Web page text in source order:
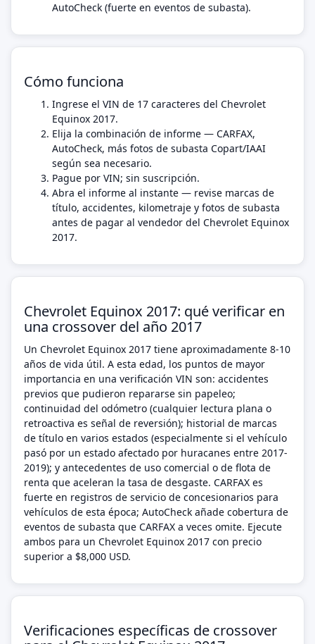
AutoCheck (fuerte en eventos de subasta).
Cómo funciona
Ingrese el VIN de 17 caracteres del Chevrolet
Equinox 2017.
Elija la combinación de informe — CARFAX,
AutoCheck, más fotos de subasta Copart/IAAI
según sea necesario.
Pague por VIN; sin suscripción.
Abra el informe al instante — revise marcas de
título, accidentes, kilometraje y fotos de subasta
antes de pagar al vendedor del Chevrolet Equinox
2017.
Chevrolet Equinox 2017: qué verificar en
una crossover del año 2017
Un Chevrolet Equinox 2017 tiene aproximadamente 8-10
años de vida útil. A esta edad, los puntos de mayor
importancia en una verificación VIN son: accidentes
previos que pudieron repararse sin papeleo;
continuidad del odómetro (cualquier lectura plana o
retroactiva es señal de reversión); historial de marcas
de título en varios estados (especialmente si el vehículo
pasó por un estado afectado por huracanes entre 2017-
2019); y antecedentes de uso comercial o de flota de
renta que aceleran la tasa de desgaste. CARFAX es
fuerte en registros de servicio de concesionarios para
vehículos de esta época; AutoCheck añade cobertura de
eventos de subasta que CARFAX a veces omite. Ejecute
ambos para un Chevrolet Equinox 2017 con precio
superior a $8,000 USD.
Verificaciones específicas de crossover